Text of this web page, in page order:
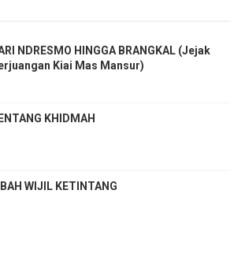
NDRESMO HINGGA BRANGKAL (Jejak
Kiai Mas Mansur)
KHIDMAH
WIJIL KETINTANG